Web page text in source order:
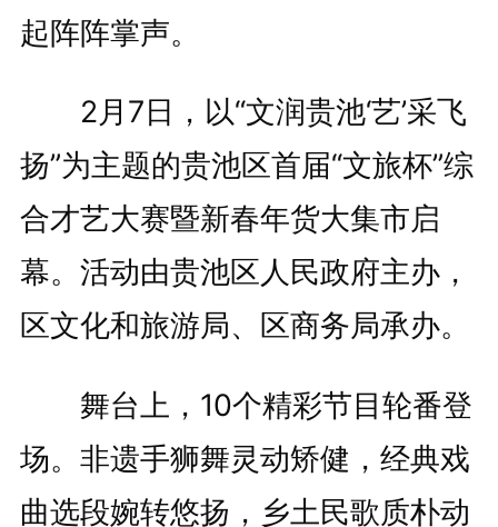
起阵阵掌声。
2月7日，以“文润贵池‘艺’采飞
扬”为主题的贵池区首届“文旅杯”综
合才艺大赛暨新春年货大集市启
幕。活动由贵池区人民政府主办，
区文化和旅游局、区商务局承办。
舞台上，10个精彩节目轮番登
场。非遗手狮舞灵动矫健，经典戏
曲选段婉转悠扬，乡土民歌质朴动